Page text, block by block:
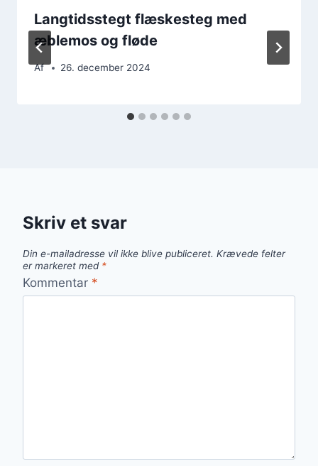
Langtidsstegt flæskesteg med
æblemos og fløde
Af 26. december 2024
Skriv et svar
Din e-mailadresse vil ikke blive publiceret. Krævede felter
er markeret med *
Kommentar *